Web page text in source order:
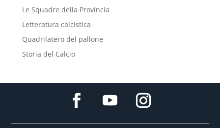
Le Squadre della Provincia
Letteratura calcistica
Quadrilatero del pallone
Storia del Calcio